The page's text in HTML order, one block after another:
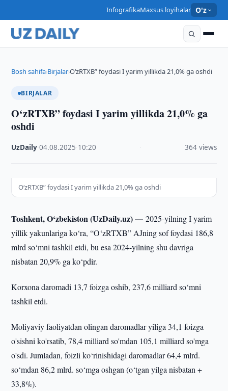
InfografikaMaxsus loyihalar O'z
Bosh sahifa›Birjalar›O‘zRTXB” foydasi I yarim yillikda 21,0% ga oshdi
BIRJALAR
O‘zRTXB” foydasi I yarim yillikda 21,0% ga
oshdi
UzDaily ·04.08.2025 10:20 364 views
O‘zRTXB” foydasi I yarim yillikda 21,0% ga oshdi
Toshkent, O‘zbekiston (UzDaily.uz) —2025-yilning I yarim
yillik yakunlariga ko‘ra, “O‘zRTXB” AJning sof foydasi 186,8
mlrd so‘mni tashkil etdi, bu esa 2024-yilning shu davriga
nisbatan 20,9% ga ko‘pdir.
Korxona daromadi 13,7 foizga oshib, 237,6 milliard so‘mni
tashkil etdi.
Moliyaviy faoliyatdan olingan daromadlar yiliga 34,1 foizga
o'sishni ko'rsatib, 78,4 milliard so'mdan 105,1 milliard so'mga
o'sdi. Jumladan, foizli ko‘rinishidagi daromadlar 64,4 mlrd.
so‘mdan 86,2 mlrd. so‘mga oshgan (o‘tgan yilga nisbatan +
33,8%).